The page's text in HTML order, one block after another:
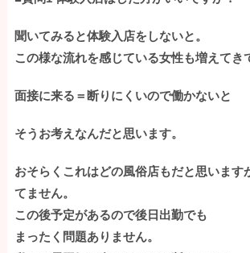
聞いてみると体験入店をしないと。
この様な流れを感じている女性も増えてき
面接に来る＝断りにくいので働かないと
そうお考えなんだと思います。
おそらくこれはどの風俗店もだと思います
てません。
この後予定があるので後日出勤でも
まったく問題ありません。